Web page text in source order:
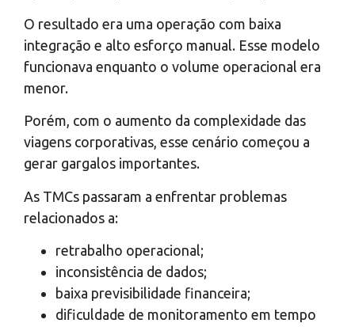
O resultado era uma operação com baixa
integração e alto esforço manual. Esse modelo
funcionava enquanto o volume operacional era
menor.
Porém, com o aumento da complexidade das
viagens corporativas, esse cenário começou a
gerar gargalos importantes.
As TMCs passaram a enfrentar problemas
relacionados a:
retrabalho operacional;
inconsistência de dados;
baixa previsibilidade financeira;
dificuldade de monitoramento em tempo